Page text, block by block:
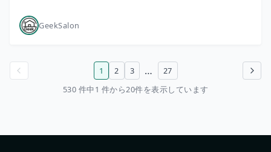
GeekSalon
次のページ
1 2 3 …
27
530 件中1 件から20件を表示しています